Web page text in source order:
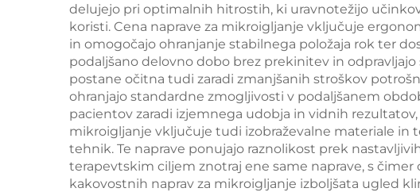
delujejo pri optimalnih hitrostih, ki uravnotežijo
koristi. Cena naprave za mikroigljanje vključuje
in omogočajo ohranjanje stabilnega položaja rok ter
podaljšano delovno dobo brez prekinitev in
postane očitna tudi zaradi zmanjšanih stroškov
ohranjajo standardne zmogljivosti v podaljšanem
pacientov zaradi izjemnega udobja in vidnih
mikroigljanje vključuje tudi izobraževalne materiale in
tehnik. Te naprave ponujajo raznolikost prek
terapevtskim ciljem znotraj ene same naprave, s
kakovostnih naprav za mikroigljanje izboljšata ugled